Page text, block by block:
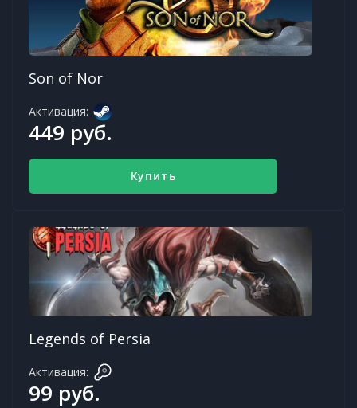
Son of Nor
Активация:
449 руб.
Купить
Legends of Persia
Активация:
99 руб.